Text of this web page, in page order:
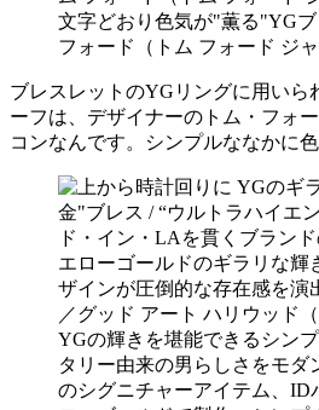
文字どおり色気が"薫る"YG
フォード（トム フォード ジャ
ブレスレットのYGリングに用いら
ーフは、デザイナーのトム・フォ
コンなんです。シンプルななかに色